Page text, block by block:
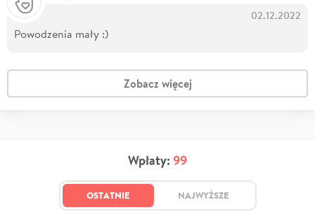
02.12.2022
Powodzenia mały :)
Zobacz więcej
Wpłaty: 99
OSTATNIE NAJWYŻSZE